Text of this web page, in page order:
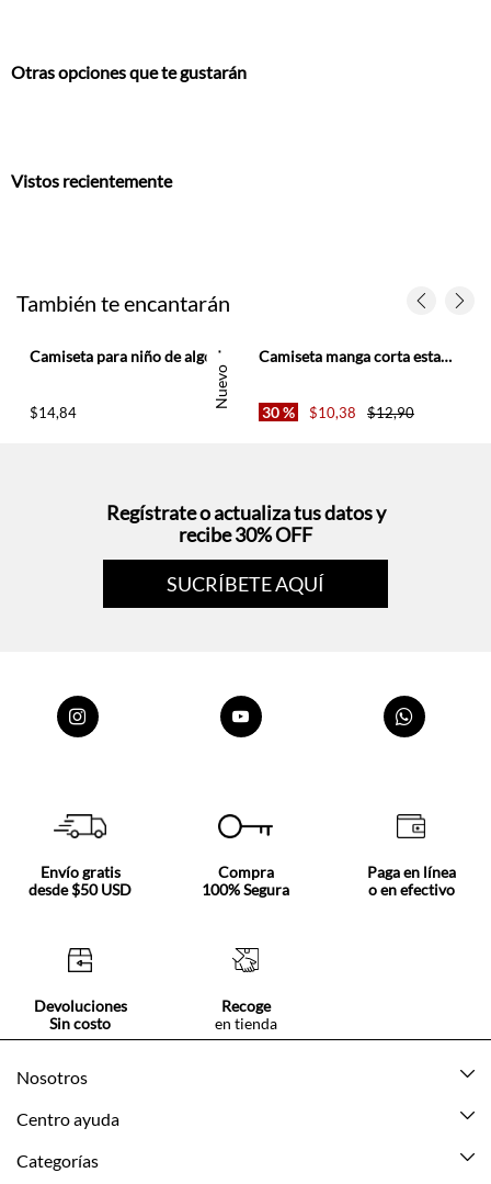
Otras opciones que te gustarán
Vistos recientemente
También te encantarán
Nuevo
$14,84
Camiseta manga corta estampada azul para niño
30 % $10,38 $12,90
Regístrate o actualiza tus datos y
recibe 30% OFF
SUCRÍBETE AQUÍ
Envío gratis
desde $50 USD
Compra
100% Segura
Paga en línea
o en efectivo
Devoluciones
Sin costo
Recoge
en tienda
Nosotros
Acerca de Tennis
Centro ayuda
Mis pedidos
Categorías